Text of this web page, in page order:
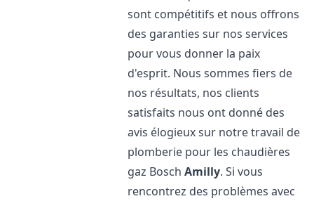
sont compétitifs et nous offrons
des garanties sur nos services
pour vous donner la paix
d'esprit. Nous sommes fiers de
nos résultats, nos clients
satisfaits nous ont donné des
avis élogieux sur notre travail de
plomberie pour les chaudières
gaz BoschAmilly. Si vous
rencontrez des problèmes avec